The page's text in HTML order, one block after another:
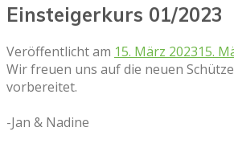
Einsteigerkurs 01/2023
Veröffentlicht am 15. März 202315.
Wir freuen uns auf die neuen
vorbereitet.
-Jan & Nadine